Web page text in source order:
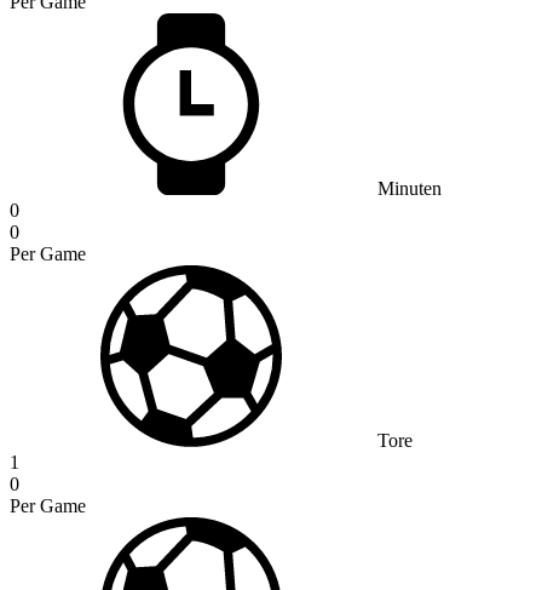
Minuten
0
0
Per Game
Tore
1
0
Per Game